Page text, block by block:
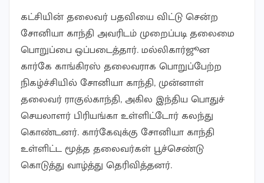
கட்சியின் தலைவர் பதவியை விட்டு சென்ற
சோனியா காந்தி அவரிடம் முறைப்படி தலைமை
பொறுப்பை ஒப்படைத்தார். மல்லிகார்ஜூன
கார்கே காங்கிரஸ் தலைவராக பொறுப்பேற்ற
நிகழ்ச்சியில் சோனியா காந்தி, முன்னாள்
தலைவர் ராகுல்காந்தி, அகில இந்திய பொதுச்
செயலாளர் பிரியங்கா உள்ளிட்டோர் கலந்து
கொண்டனர். கார்கேவுக்கு சோனியா காந்தி
உள்ளிட்ட மூத்த தலைவர்கள் பூச்செண்டு
கொடுத்து வாழ்த்து தெரிவித்தனர்.